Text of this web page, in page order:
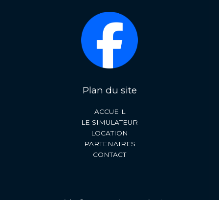
Plan du site
ACCUEIL
LE SIMULATEUR
LOCATION
PARTENAIRES
CONTACT